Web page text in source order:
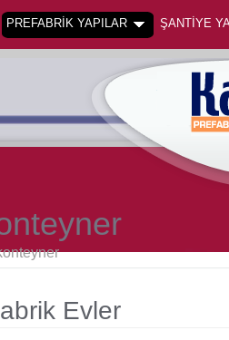
PREFABRİK YAPILAR ŞANTİYE
Evler